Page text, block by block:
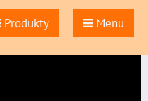
Produkty Menu